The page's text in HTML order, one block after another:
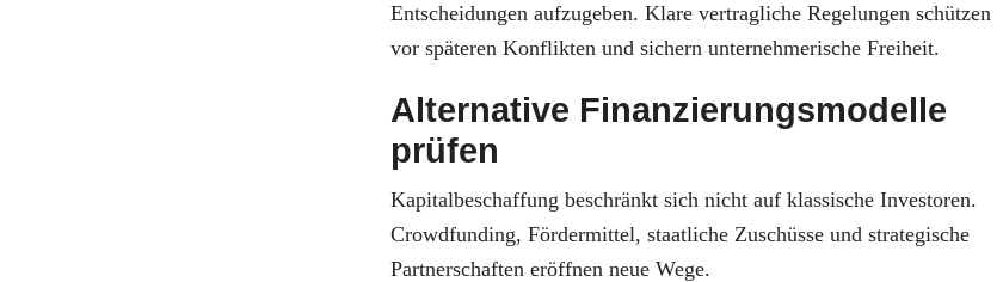
Entscheidungen aufzugeben. Klare vertragliche Regelungen schützen
vor späteren Konflikten und sichern unternehmerische Freiheit.
Alternative Finanzierungsmodelle
prüfen
Kapitalbeschaffung beschränkt sich nicht auf klassische Investoren.
Crowdfunding, Fördermittel, staatliche Zuschüsse und strategische
Partnerschaften eröffnen neue Wege.